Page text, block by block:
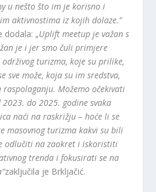
u nešto što im je korisno i
aktivnostima iz kojih dolaze.”
dodala: „Uplift meetup je važan s
je i jer smo čuli primjere
turizma, koje su prilike,
sve može, koja su im sredstva,
Možemo očekivati
do 2025. godine svaka
naći na raskrižju – hoće li se
masovnog turizma kakvi su bili
odlučiti na zaokret i iskoristiti
trenda i fokusirati se na
zaključila je Brkljačić.